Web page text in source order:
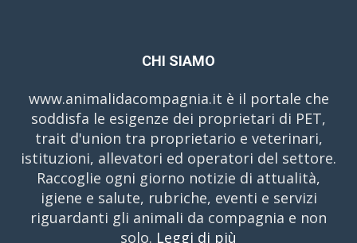
CHI SIAMO
www.animalidacompagnia.it è il portale che
soddisfa le esigenze dei proprietari di PET,
trait d'union tra proprietario e veterinari,
istituzioni, allevatori ed operatori del settore.
Raccoglie ogni giorno notizie di attualità,
igiene e salute, rubriche, eventi e servizi
riguardanti gli animali da compagnia e non
solo. Leggi di più